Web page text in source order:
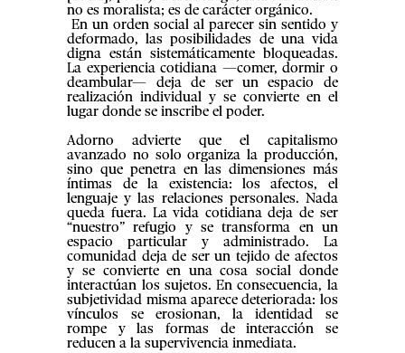
no es moralista; es de carácter orgánico.
En un orden social al parecer sin sentido y
deformado, las posibilidades de una vida
digna están sistemáticamente bloqueadas.
La experiencia cotidiana —comer, dormir o
deambular— deja de ser un espacio de
realización individual y se convierte en el
lugar donde se inscribe el poder.
Adorno advierte que el capitalismo
avanzado no solo organiza la producción,
sino que penetra en las dimensiones más
íntimas de la existencia: los afectos, el
lenguaje y las relaciones personales. Nada
queda fuera. La vida cotidiana deja de ser
“nuestro” refugio y se transforma en un
espacio particular y administrado. La
comunidad deja de ser un tejido de afectos
y se convierte en una cosa social donde
interactúan los sujetos. En consecuencia, la
subjetividad misma aparece deteriorada: los
vínculos se erosionan, la identidad se
rompe y las formas de interacción se
reducen a la supervivencia inmediata.